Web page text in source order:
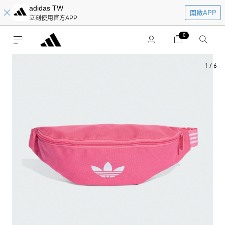
adidas TW
立刻使用官方APP
開啟APP
0
1 / 6